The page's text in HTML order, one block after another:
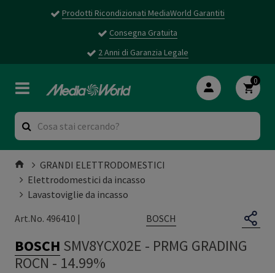
Prodotti Ricondizionati MediaWorld Garantiti
Consegna Gratuita
2 Anni di Garanzia Legale
0
GRANDI ELETTRODOMESTICI
Elettrodomestici da incasso
Lavastoviglie da incasso
Art.No. 496410 |
BOSCH
BOSCH SMV8YCX02E - PRMG GRADING
ROCN - 14.99%